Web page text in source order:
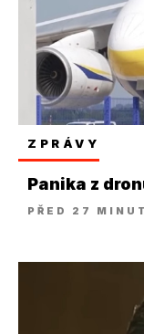
ZPRÁVY
Panika z
PŘED 27